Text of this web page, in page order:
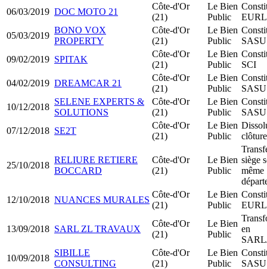
06/03/2019 DOC MOTO 21
Côte-d'Or
(21)
Le Bien
Public
EURL
05/03/2019
BONO VOX
PROPERTY
Côte-d'Or
(21)
Le Bien
Public
SASU
09/02/2019 SPITAK
Côte-d'Or
(21)
Le Bien
Public
SCI
04/02/2019 DREAMCAR 21
Côte-d'Or
(21)
Le Bien
Public
SASU
10/12/2018
SELENE EXPERTS &
SOLUTIONS
Côte-d'Or
(21)
Le Bien
Public
SASU
07/12/2018 SE2T
Côte-d'Or
(21)
Le Bien
Public
clôture
25/10/2018
RELIURE RETIERE
BOCCARD
Côte-d'Or
(21)
Le Bien
Public
siège
même
12/10/2018 NUANCES MURALES
Côte-d'Or
(21)
Le Bien
Public
EURL
13/09/2018 SARL ZL TRAVAUX
Côte-d'Or
(21)
Le Bien
Public
en
10/09/2018
SIBILLE
CONSULTING
Côte-d'Or
(21)
Le Bien
Public
SASU